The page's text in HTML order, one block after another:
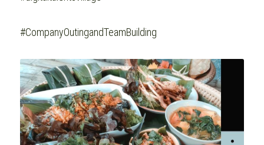
#CompanyOutingandTeamBuilding